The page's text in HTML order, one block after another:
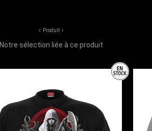
Produit
Notre sélection liée à ce produit